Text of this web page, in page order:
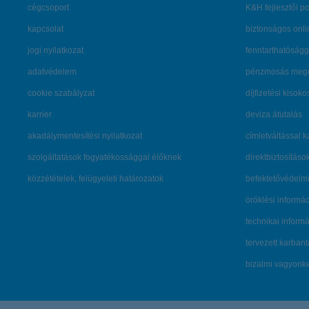
cégcsoport
kapcsolat
jogi nyilatkozat
adatvédelem
cookie szabályzat
karrier
akadálymentesítési nyilatkozat
szolgáltatások fogyatékossággal élőknek
közzétételek, felügyeleti határozatok
K&H fejlesztői
biztonságos
pénzmosás
díjfizetési
deviza átutalás
címletváltással
öröklési
technikai
tervezett
bizalmi